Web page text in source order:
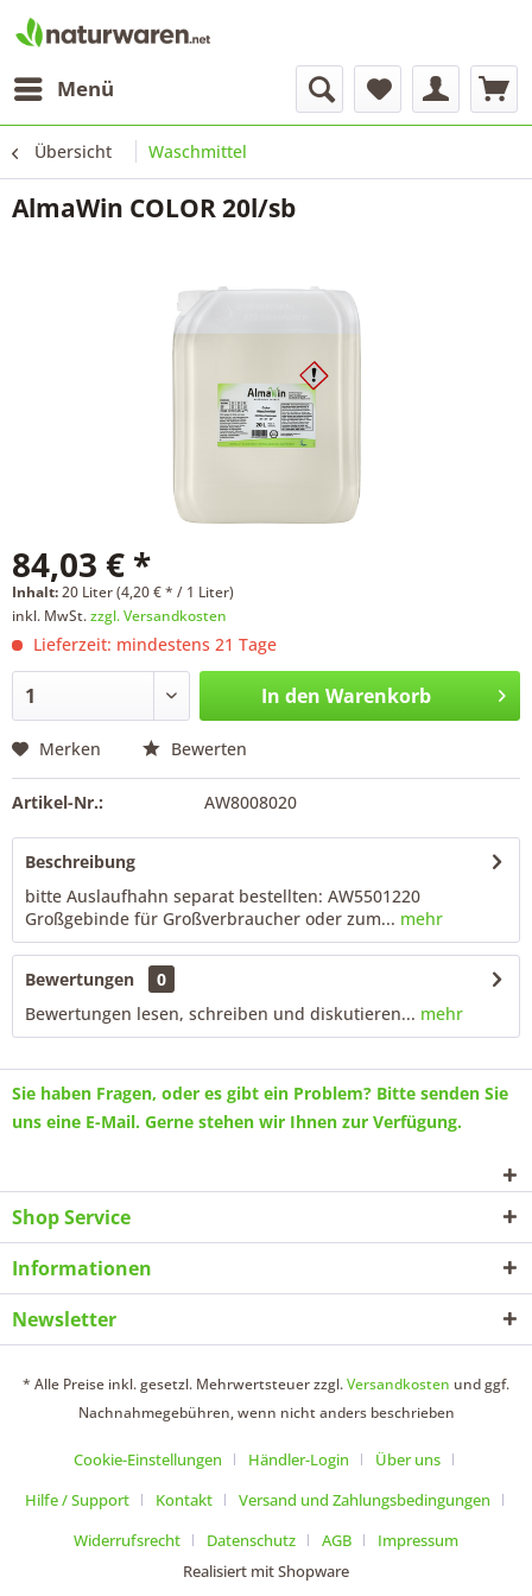
Menü
Übersicht Waschmittel
AlmaWin COLOR 20l/sb
84,03 € *
Inhalt:20 Liter (4,20 € * / 1 Liter)
inkl. MwSt.zzgl. Versandkosten
Lieferzeit: mindestens 21 Tage
In den Warenkorb
Merken Bewerten
Artikel-Nr.: AW8008020
Beschreibung
bitte Auslaufhahn separat bestellten: AW5501220
Großgebinde für Großverbraucher oder zum... mehr
Bewertungen
0
Bewertungen lesen, schreiben und diskutieren... mehr
Sie haben Fragen, oder es gibt ein Problem? Bitte senden Sie
uns eine E-Mail. Gerne stehen wir Ihnen zur Verfügung.
Shop Service
Informationen
Newsletter
* Alle Preise inkl. gesetzl. Mehrwertsteuer zzgl.Versandkosten und ggf.
Nachnahmegebühren, wenn nicht anders beschrieben
Cookie-Einstellungen Händler-Login
Über uns
Hilfe / Support
Kontakt
Versand und Zahlungsbedingungen
Widerrufsrecht
Datenschutz AGB
Impressum
Realisiert mit Shopware